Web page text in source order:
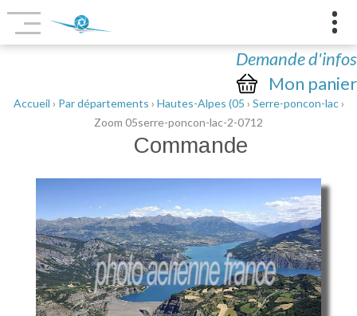
Demande d'infos
Mon panier
Accueil › Par départements › Hautes-Alpes (05 › Serre-poncon-lac›
Zoom 05serre-poncon-lac-2-0712
Commande